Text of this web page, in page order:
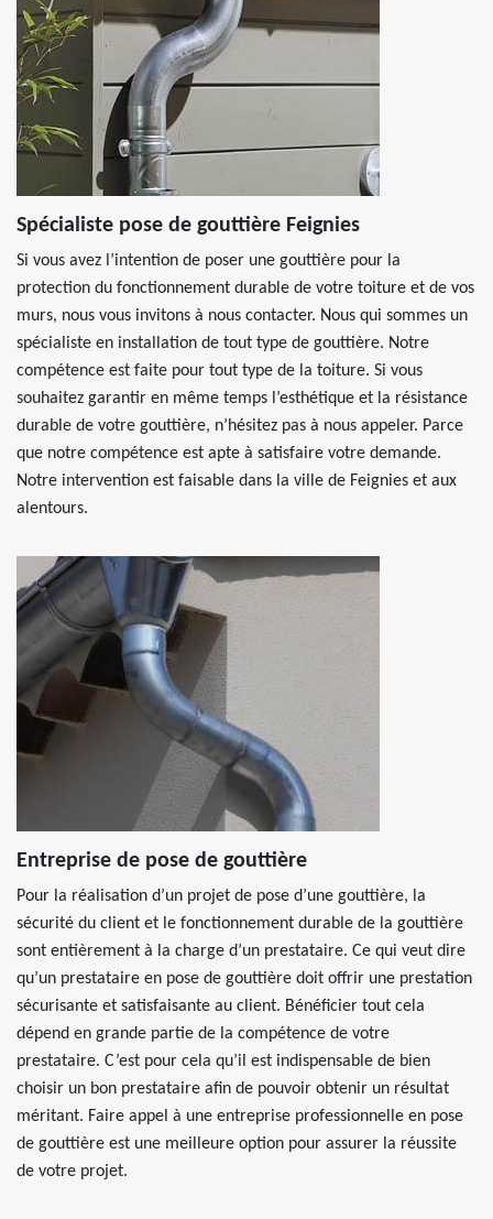
Spécialiste pose de gouttière Feignies
Si vous avez l’intention de poser une gouttière pour la
protection du fonctionnement durable de votre toiture et de vos
murs, nous vous invitons à nous contacter. Nous qui sommes un
spécialiste en installation de tout type de gouttière. Notre
compétence est faite pour tout type de la toiture. Si vous
souhaitez garantir en même temps l’esthétique et la résistance
durable de votre gouttière, n’hésitez pas à nous appeler. Parce
que notre compétence est apte à satisfaire votre demande.
Notre intervention est faisable dans la ville de Feignies et aux
alentours.
Entreprise de pose de gouttière
Pour la réalisation d’un projet de pose d’une gouttière, la
sécurité du client et le fonctionnement durable de la gouttière
sont entièrement à la charge d’un prestataire. Ce qui veut dire
qu’un prestataire en pose de gouttière doit offrir une prestation
sécurisante et satisfaisante au client. Bénéficier tout cela
dépend en grande partie de la compétence de votre
prestataire. C’est pour cela qu’il est indispensable de bien
choisir un bon prestataire afin de pouvoir obtenir un résultat
méritant. Faire appel à une entreprise professionnelle en pose
de gouttière est une meilleure option pour assurer la réussite
de votre projet.